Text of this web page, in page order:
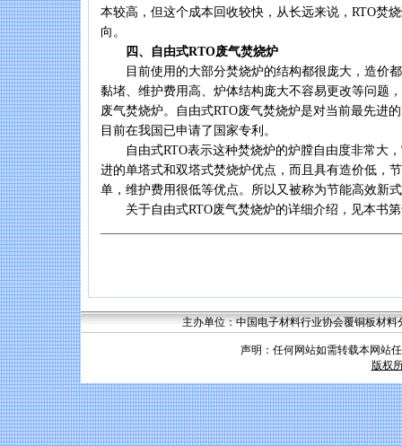
本较高，但这个成本回收较快，从长远来说，RTO焚
向。
四、自由式RTO废气焚烧炉
目前使用的大部分焚烧炉的结构都很庞大，造价都
黏堵、维护费用高、炉体结构庞大不容易更改等问题
废气焚烧炉。自由式RTO废气焚烧炉是对当前最先进
目前在我国已申请了国家专利。
自由式RTO表示这种焚烧炉的炉膛自由度非常大，
进的单塔式和双塔式焚烧炉优点，而且具有造价低，
单，维护费用很低等优点。所以又被称为节能高效新
关于自由式RTO废气焚烧炉的详细介绍，见本书第
主办单位：中国电子材料行业协会覆铜板材
声明：任何网站如需转载本网站
版权